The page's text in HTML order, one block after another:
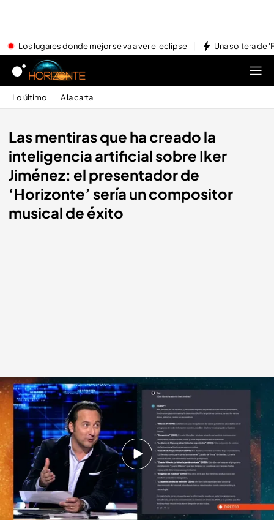
Los lugares donde mejor se va a ver el eclipse Una soltera de
Lo último A la carta
Las mentiras que ha creado la
inteligencia artificial sobre Iker
Jiménez: el presentador de
‘Horizonte’ sería un compositor
musical de éxito
Iker Jiménez repasa qué dice la IA sobre él
Horizonte
08 DIC 2023 - 02:05h.
Iker Jiménez hace un repaso de algunas de las
mentiras que ha creado la inteligencia artificial
sobre él y Carmen Porter: "No han dado una"